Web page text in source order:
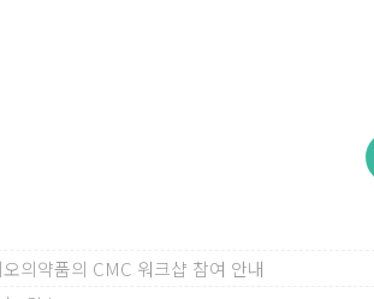
의약품의 CMC 워크샵 참여 안내